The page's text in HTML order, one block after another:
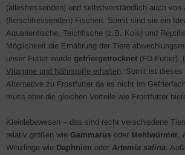
(allesfressenden) und selbstverständlich auch von
(fleischfressenden) Fischen. Somit sind sie ein
Aquarienfische, Teichfische (z.B. Kois) und
Möglichkeit die Ernährung der Tiere
unser Futter wurde gefriergetrocknet (FD-Futter).
Vitamine und Nährstoffe erhalten. Somit ist dieses
Alternative zu Frostfutter da es nicht im
muss aber die gleichen Vorteile wie Frostfutter
Kleinlebewesen – das sind recht verschiedene
relativ großen wie Gammarus oder Mehlwürmer,
Winzlinge wie Daphnien oder Artemia salina.